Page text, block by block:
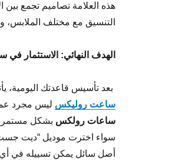
هذه العلامة تصاميم تجمع بين
التنسيق مع مختلف الملابس،
الهدف النهائي: الاستثمار
بعد تأسيس قاعدتك اليومية،
ساعت روليكس ليس مجرد
ساعات رولكس بشكل مستمر
سواء اخترت موديل “ديت
أصل سائل يمكن تسييله في